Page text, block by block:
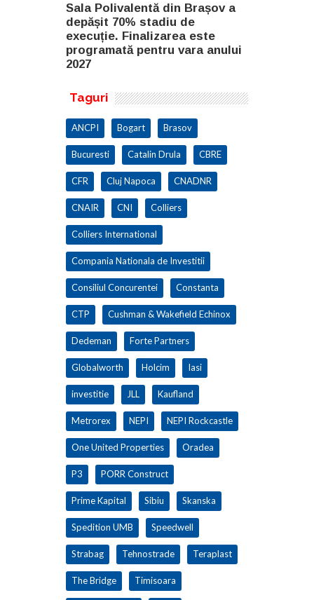
Sala Polivalentă din Brașov a
depășit 70% stadiu de
execuție. Finalizarea este
programată pentru vara anului
2027
Taguri
ANCPI Bogart Brasov
Bucuresti Catalin Drula CBRE
CFR Cluj Napoca CNADNR
CNAIR CNI Colliers
Colliers International
Compania Nationala de Investitii
Consiliul Concurentei Constanta
CTP Cushman & Wakefield Echinox
Dedeman Forte Partners
Globalworth Holcim Iasi
investitie JLL Kaufland
Metrorex NEPI NEPI Rockcastle
One United Properties Oradea
P3 PORR Construct
Prime Kapital Sibiu Skanska
Spedition UMB Speedwell
Strabag Tehnostrade Teraplast
The Bridge Timisoara